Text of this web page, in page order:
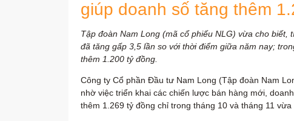
giúp doanh số tăng thêm
Tập đoàn Nam Long (mã cổ phiếu NLG) vừa cho biết,
đã tăng gấp 3,5 lần so với thời điểm giữa năm nay;
thêm 1.200 tỷ đồng.
Công ty Cổ phần Đầu tư Nam Long (Tập đoàn Nam
nhờ việc triển khai các chiến lược bán hàng mới,
thêm 1.269 tỷ đồng chỉ trong tháng 10 và tháng 11 vừa